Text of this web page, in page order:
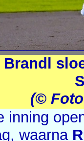
(©
inning
waarna